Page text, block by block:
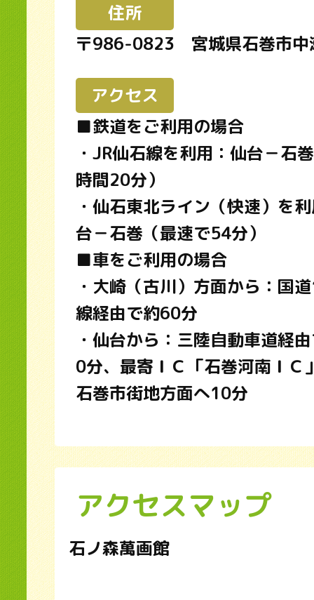
住所
〒986-0823 宮城県石巻市
アクセス
■鉄道をご利用の場合
・JR仙石線を利用：仙台－石
時間20分）
・仙石東北ライン（快速）を
台－石巻（最速で54分）
■車をご利用の場合
・大崎（古川）方面から：国
線経由で約60分
・仙台から：三陸自動車道経
0分、最寄ＩＣ「石巻河南ＩＣ
石巻市街地方面へ10分
アクセスマップ
石ノ森萬画館